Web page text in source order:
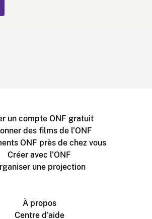
un compte ONF gratuit
des films de l'ONF
ONF près de chez vous
Créer avec l'ONF
une projection
À propos
Centre d'aide